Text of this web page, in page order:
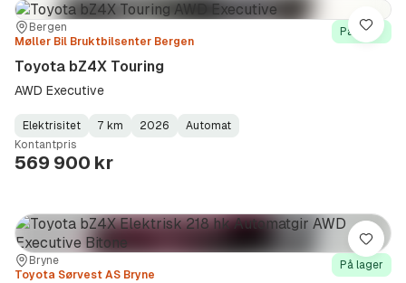
Sted:Bergen
Forhandler:
Møller Bil Bruktbilsenter Bergen
På lager
Toyota bZ4X Touring
AWD Executive
Fuel
Type:
Elektrisitet
Kilometerstand:
7 km
Model
Year:
2026
Gearbox
Type:
Automat
Kontantpris
569 900 kr
Lagre
Sted:
Bryne
Forhandler:
Toyota Sørvest AS Bryne
På lager
Lagre